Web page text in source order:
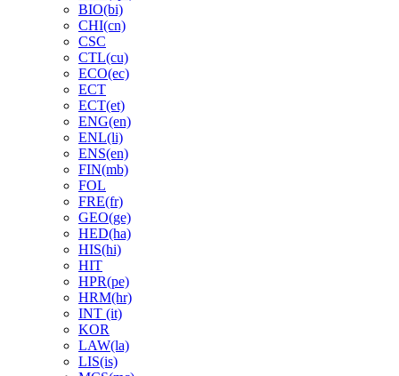
BIO(bi)
CHI(cn)
CSC
CTL(cu)
ECO(ec)
ECT
ECT(et)
ENG(en)
ENL(li)
ENS(en)
FIN(mb)
FOL
FRE(fr)
GEO(ge)
HED(ha)
HIS(hi)
HIT
HPR(pe)
HRM(hr)
INT (it)
KOR
LAW(la)
LIS(is)